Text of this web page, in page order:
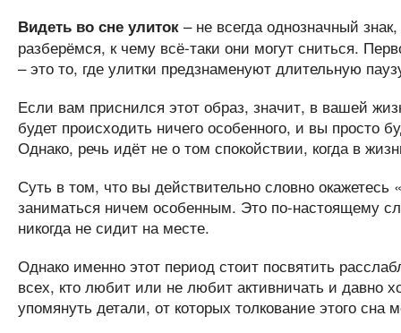
Видеть во сне улиток– не всегда однозначный
разберёмся, к чему всё-таки они могут сниться.
– это то, где улитки предзнаменуют длительную
Если вам приснился этот образ, значит, в вашей
будет происходить ничего особенного, и вы просто
Однако, речь идёт не о том спокойствии, когда в
Суть в том, что вы действительно словно окажетесь
заниматься ничем особенным. Это по-настоящему
никогда не сидит на месте.
Однако именно этот период стоит посвятить
всех, кто любит или не любит активничать и давно
упомянуть детали, от которых толкование этого сна